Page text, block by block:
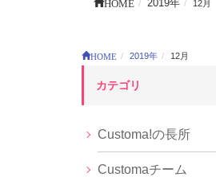
2019年 12月
HOME 2019年 12月
カテゴリ
Customa!の長所
Customaチーム